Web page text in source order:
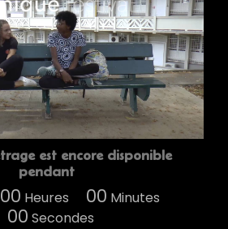
est encore disponible
pendant
00 Heures 00 Minutes
00 Secondes